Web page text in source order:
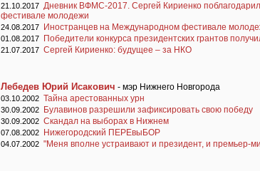
21.10.2017 Дневник ВФМС-2017. Сергей Кириенко
фестивале молодежи
24.08.2017 Иностранцев на Международном фестивале
01.08.2017 Победители конкурса президентских грантов
21.07.2017 Сергей Кириенко: будущее – за НКО
Лебедев Юрий Исакович - мэр Нижнего Новгорода
03.10.2002 Тайна арестованных урн
30.09.2002 Булавинов разрешили зафиксировать свою победу
30.09.2002 Скандал на выборах в Нижнем
07.08.2002 Нижегородский ПЕРЕвыБОР
04.07.2002 "Меня вполне устраивают и президент, и премьер-